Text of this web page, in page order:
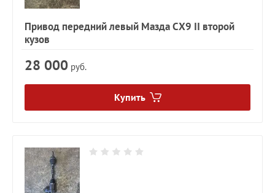
Привод передний левый Мазда CX9 II второй
кузов
28 000 руб.
Купить